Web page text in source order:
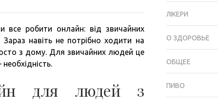
НА
АВТОБУС
ОНЛАЙН
ДОПОМАГАЄ
все робити онлайн: від звичайних
навіть не потрібно ходити на
з дому. Для звичайних людей це
для людей з
ЛІКЕРИ
О ЗДОРОВЬЕ
ОБЩЕЕ
ПИВО